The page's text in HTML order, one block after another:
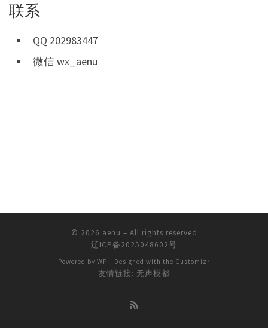
联系
QQ 202983447
微信 wx_aenu
© 2026 aenu – All rights reserved
辽ICP备2025048602号
Powered by WP – Designed with the Customizr
友情链接: 无声模都